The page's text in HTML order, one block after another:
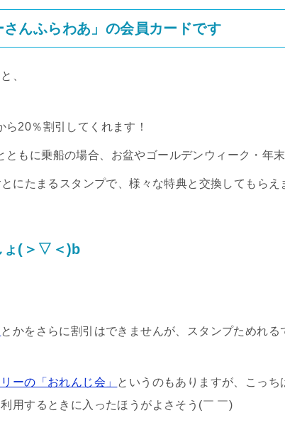
さんふらわあ」の会員カードです
、
ら20％割引してくれます！
ともに乗船の場合、お盆やゴールデンウィーク・年
にたまるスタンプで、様々な特典と交換してもらえ
ょ(＞▽＜)b
とかをさらに割引はできませんが、スタンプためれる
ーの「おれんじ会」 というのもありますが、こっち
用するときに入ったほうがよさそう(￣ ￣)